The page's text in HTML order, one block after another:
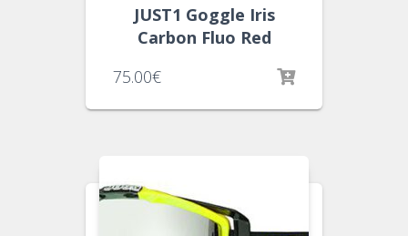
JUST1 Goggle Iris
Carbon Fluo Red
75.00€